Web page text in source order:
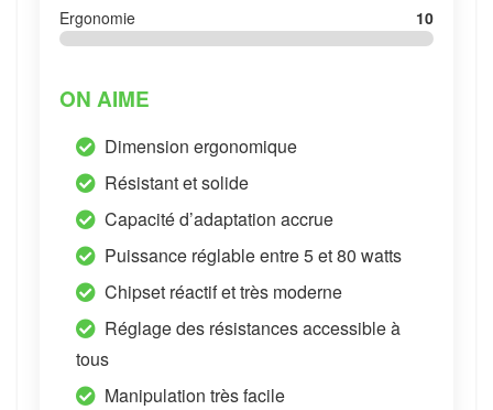
Ergonomie 10
ON AIME
Dimension ergonomique
Résistant et solide
Capacité d’adaptation accrue
Puissance réglable entre 5 et 80 watts
Chipset réactif et très moderne
Réglage des résistances accessible à
tous
Manipulation très facile